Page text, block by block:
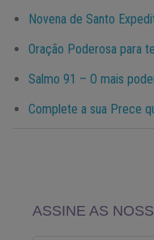
Novena de Santo
Oração Poderosa para
Salmo 91 – O mais
Complete a sua Prece